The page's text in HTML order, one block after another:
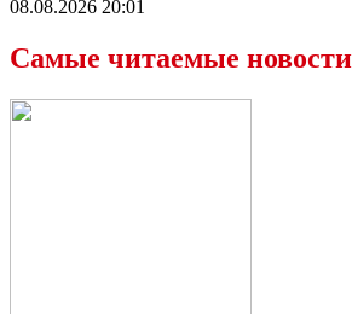
08.08.2026 20:01
Самые читаемые новости